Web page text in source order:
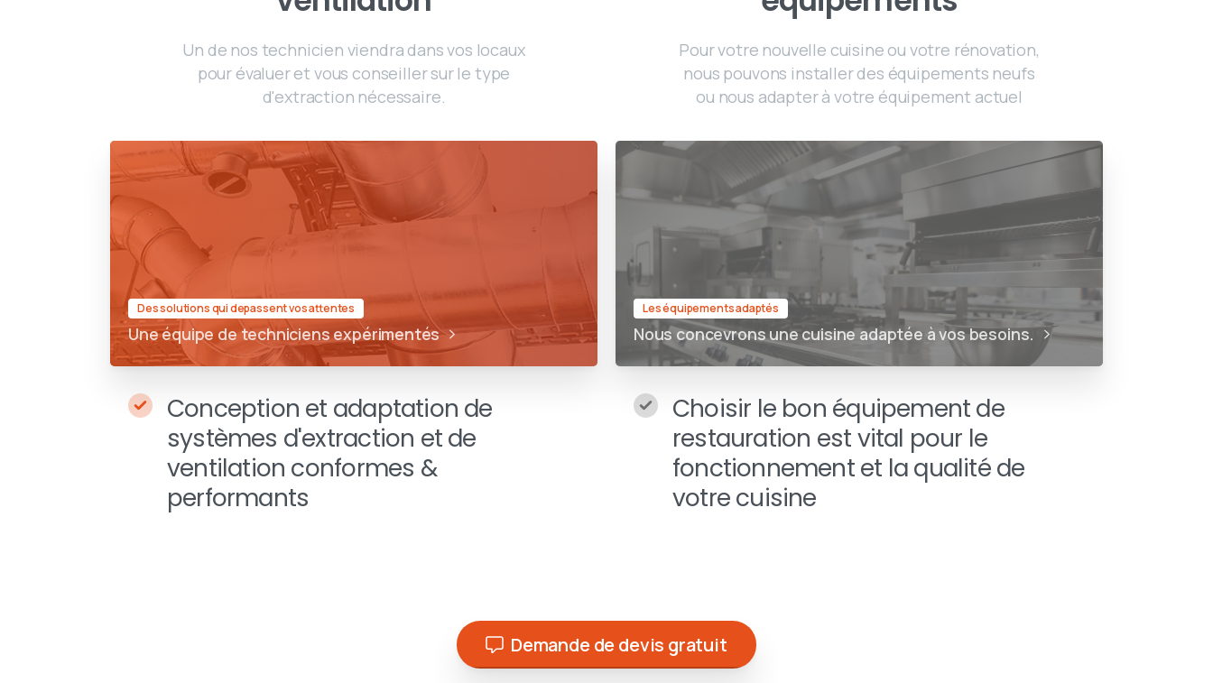
Un de nos technicien viendra dans vos locaux
pour évaluer et vous conseiller sur le type
d'extraction nécessaire.
Des solutions qui depassent vos attentes
Une équipe de techniciens expérimentés
Conception et adaptation de
systèmes d'extraction et de
ventilation conformes &
performants
Pour votre nouvelle cuisine ou votre rénovation,
nous pouvons installer des équipements neufs
ou nous adapter à votre équipement actuel
Les équipements adaptés
Nous concevrons une cuisine adaptée à vos besoins.
Choisir le bon équipement de
restauration est vital pour le
fonctionnement et la qualité de
votre cuisine
Demande de devis gratuit